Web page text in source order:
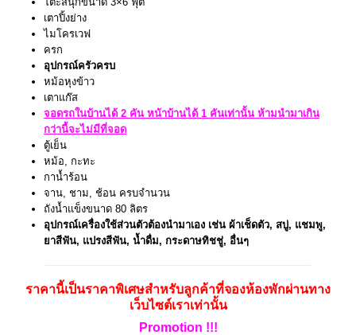
เตาปิ้งย่าง
ไมโครเวฟ
ครก
อุปกรณ์ครัวครบ
หม้อหุงข้าว
เตาแก๊ส
จอดรถในบ้านได้ 2 คัน หน้าบ้านได้ 1 คันเท่านั้น ห้ามนำมาเกิน
กว่านี้จะไม่มีที่จอด
ตู้เย็น
หม้อ, กะทะ
กาน้ำร้อน
จาน, ชาม, ช้อน ครบจำนวน
ถังน้ำแข็งขนาด 80 ลิตร
อุปกรณ์เครื่องใช้ส่วนตัวต้องนำมาเอง เช่น ผ้าเช็ดตัว, สบู่, แชมพู,
ยาสีฟัน, แปรงสีฟัน, น้ำดื่ม, กระดาษทิชชู่, อื่นๆ
ราคานี้เป็นราคาพิเศษสำหรับลูกค้าที่จองห้องพักผ่านทาง
เว็บไซต์เราเท่านั้น
Promotion !!!